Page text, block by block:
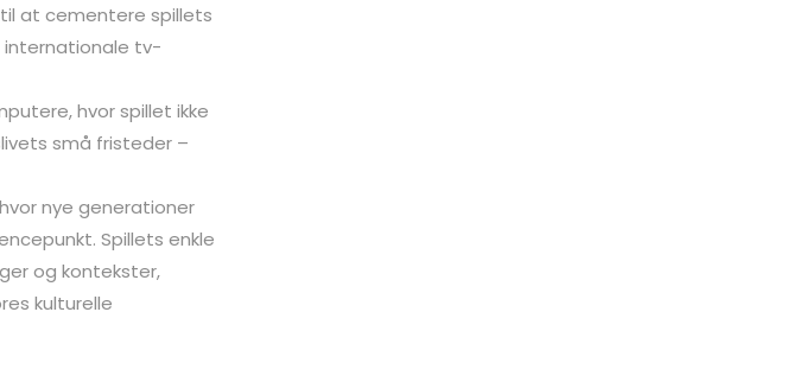
at cementere spillets
internationale tv-
hvor spillet ikke
små fristeder –
nye generationer
Spillets enkle
og kontekster,
kulturelle